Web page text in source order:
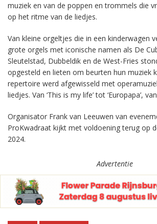
muziek en van de poppen en trommels die
op het ritme van de liedjes.
Van kleine orgeltjes die in een kinderwagen
grote orgels met iconische namen als De
Sleutelstad, Dubbeldik en de West-Fries
opgesteld en lieten om beurten hun muziek
repertoire werd afgewisseld met
liedjes. Van ‘This is my life’ tot ‘Europapa’,
Organisator Frank van Leeuwen van
ProKwadraat kijkt met voldoening terug op
2024.
Advertentie